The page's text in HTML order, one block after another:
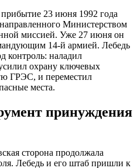
23 июня 1992 года
Министерством
миссией. Уже 27 июня он
14-й армией. Лебедь
контроль: наладил
охрану ключевых
ГРЭС, и переместил
места.
принуждения
сторона продолжала
Лебедь и его штаб пришли к